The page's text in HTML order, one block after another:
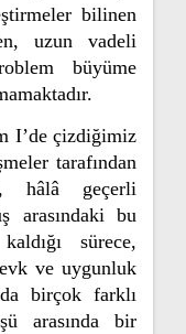
bilinen
uzun vadeli
büyüme
I’de çizdiğimiz
tarafından
hâlâ geçerli
arasındaki bu
sürece,
ve uygunluk
birçok farklı
arasında bir